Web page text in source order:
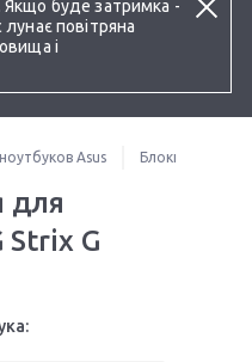
буде затримка -
повітряна
і
Asus Блоки питания
для
Strix G